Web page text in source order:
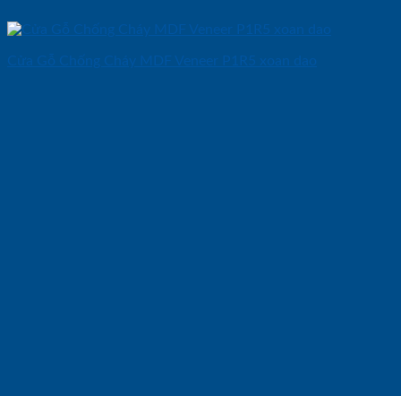
Cửa Gỗ Chống Cháy MDF Veneer P1R5 xoan dao